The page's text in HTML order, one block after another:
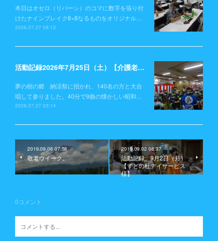
本日はオセロ（リバーシ）のコマに数字を張り付
けたナインブレイク8×8なるものをオリジナル…
2026.07.27 08:12
活動記録2026年7月25日（土）【介護老人保健施設 夢の樹の郷】
夢の樹の郷 納涼祭に招かれ、140名の方と大合
唱して参りました。40分で9曲の懐かしい昭和…
2026.07.27 03:14
2019.09.06 07:58
敬老ウイーク。
2019.09.02 08:37
活動記録 9月2日（月）
【すどの杜デイサービス
様】
0コメント